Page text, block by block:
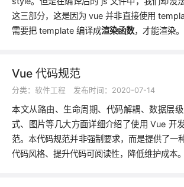
这三部分，这是因为 vue 并非直接使用
需要把 template 编译成渲染函数，才能渲染。
Vue 代码规范
分类： 软件工程 发布时间：2020-07-14
本文从路由、生命周期、代码解耦、数据层
式、图片等几大方面详细介绍了使用 Vue 开
范。本代码规范并非强制要求，而是提供了一
代码风格、提升代码可阅读性，降低维护成本。